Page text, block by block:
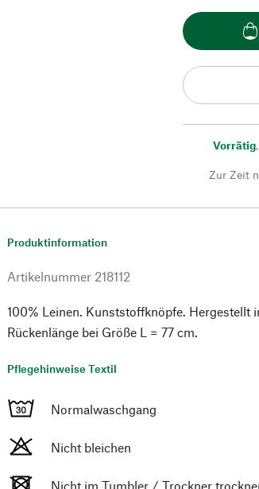
Vorrätig,
Zur Zeit
Produktinformation
Artikelnummer 218112
100% Leinen. Kunststoffknöpfe. Hergestellt
Rückenlänge bei Größe L = 77 cm.
Pflegehinweise Textil
Normalwaschgang
Nicht bleichen
Nicht im Tumbler / Trockner